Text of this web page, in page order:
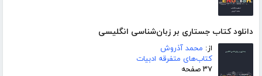
دانلود کتاب جستاری بر زبان‌شناسی انگلیسی
از: محمد آذروش
کتاب‌های متفرقه ادبیات
۳۷ صفحه